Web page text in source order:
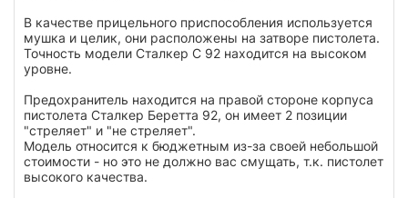
В качестве прицельного приспособления используется
мушка и целик, они расположены на затворе пистолета.
Точность модели Сталкер С 92 находится на высоком
уровне.
Предохранитель находится на правой стороне корпуса
пистолета Сталкер Беретта 92, он имеет 2 позиции
"стреляет" и "не стреляет".
Модель относится к бюджетным из-за своей небольшой
стоимости - но это не должно вас смущать, т.к. пистолет
высокого качества.